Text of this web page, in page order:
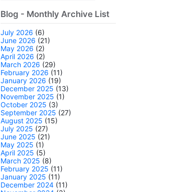
Blog - Monthly Archive List
July 2026 (6)
June 2026 (21)
May 2026 (2)
April 2026 (2)
March 2026 (29)
February 2026 (11)
January 2026 (19)
December 2025 (13)
November 2025 (1)
October 2025 (3)
September 2025 (27)
August 2025 (15)
July 2025 (27)
June 2025 (21)
May 2025 (1)
April 2025 (5)
March 2025 (8)
February 2025 (11)
January 2025 (11)
December 2024 (11)